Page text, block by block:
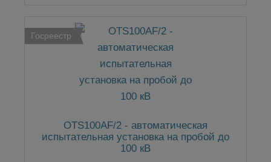
Госреестр
OTS100AF/2 - автоматическая
испытательная установка на пробой до
100 кВ